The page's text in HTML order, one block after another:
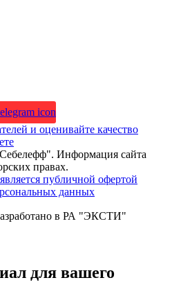
Информация сайта
правах.
публичной офертой
данных
в РА "ЭКСТИ"
для вашего